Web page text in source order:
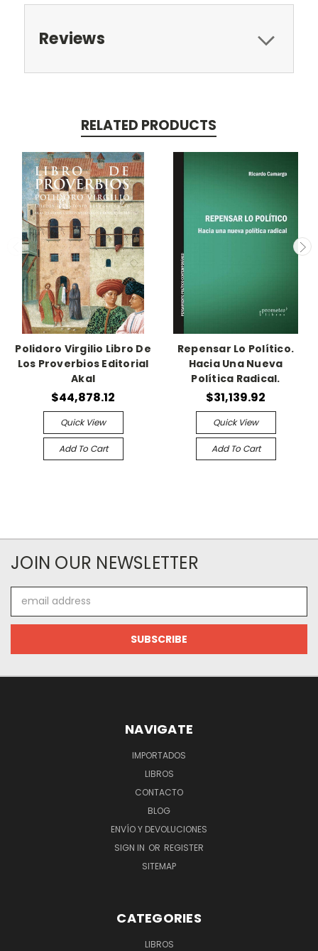
Reviews
RELATED PRODUCTS
Polidoro Virgilio Libro De
Los Proverbios Editorial
Akal
$44,878.12
Quick View
Add To Cart
Repensar Lo Político.
Hacia Una Nueva
Política Radical.
$31,139.92
Quick View
Add To Cart
JOIN OUR NEWSLETTER
Address
NAVIGATE
IMPORTADOS
LIBROS
CONTACTO
BLOG
ENVÍO Y DEVOLUCIONES
SIGN IN OR REGISTER
SITEMAP
CATEGORIES
LIBROS